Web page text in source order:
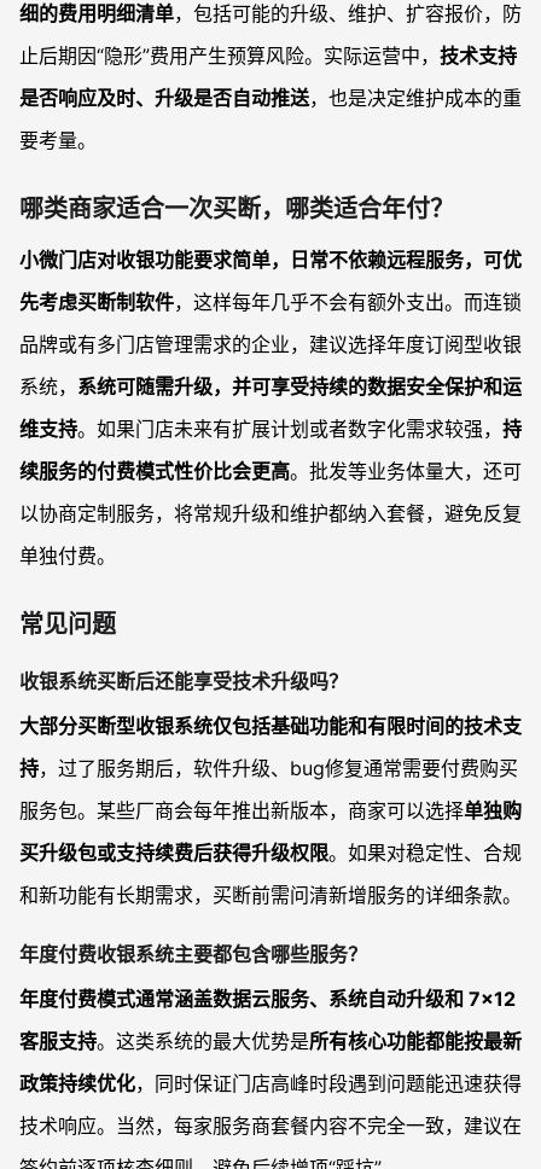
细的费用明细清单，包括可能的升级、维护、扩容报价，防
止后期因“隐形”费用产生预算风险。实际运营中， 技术支持
是否响应及时、升级是否自动推送，也是决定维护成本的重
要考量。
哪类商家适合一次买断，哪类适合年付？
小微门店对收银功能要求简单，日常不依赖远程服务，可优
先考虑买断制软件，这样每年几乎不会有额外支出。而连锁
品牌或有多门店管理需求的企业，建议选择年度订阅型收银
系统， 系统可随需升级，并可享受持续的数据安全保护和运
维支持。如果门店未来有扩展计划或者数字化需求较强， 持
续服务的付费模式性价比会更高。批发等业务体量大，还可
以协商定制服务，将常规升级和维护都纳入套餐，避免反复
单独付费。
常见问题
收银系统买断后还能享受技术升级吗？
大部分买断型收银系统仅包括基础功能和有限时间的技术支
持，过了服务期后，软件升级、bug修复通常需要付费购买
服务包。某些厂商会每年推出新版本，商家可以选择单独购
买升级包或支持续费后获得升级权限。如果对稳定性、合规
和新功能有长期需求，买断前需问清新增服务的详细条款。
年度付费收银系统主要都包含哪些服务？
年度付费模式通常涵盖数据云服务、系统自动升级和 7×12
客服支持。这类系统的最大优势是所有核心功能都能按最新
政策持续优化，同时保证门店高峰时段遇到问题能迅速获得
技术响应。当然，每家服务商套餐内容不完全一致，建议在